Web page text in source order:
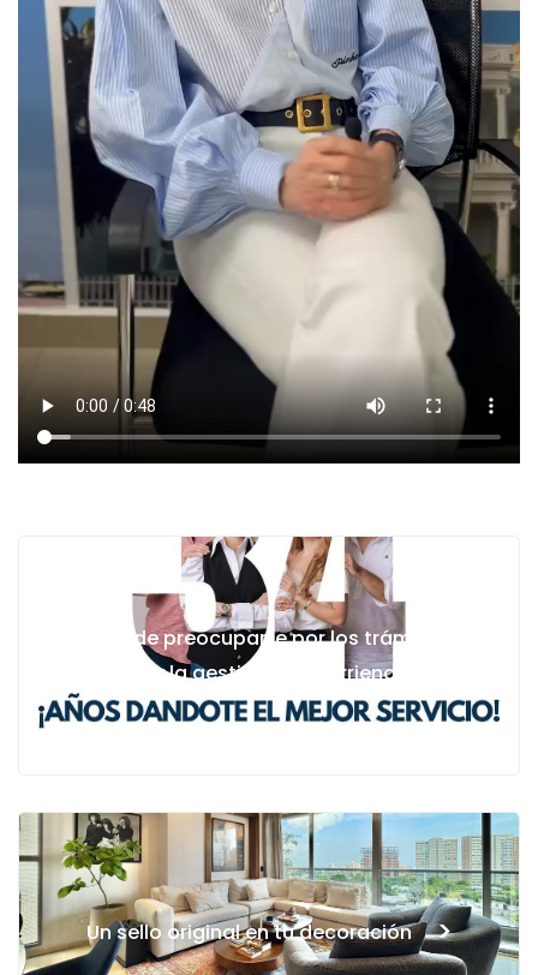
Deja de preocuparte por los trámites, los
pagos y la gestión de tu arriendo
Un sello original en tu decoración >